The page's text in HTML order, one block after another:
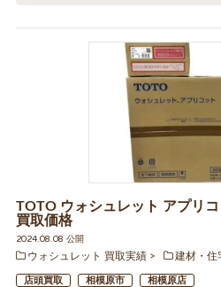
TOTO ウォシュレット アプリ
買取価格
2024.08.08 公開
ウォシュレット 買取実績
建材・住
店頭買取 相模原市 相模原店